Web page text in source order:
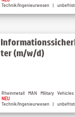
Technik/Ingenieurwesen |
ter (m/w/d)
Rheinmetall MAN Military
NEU
Technik/Ingenieurwesen |